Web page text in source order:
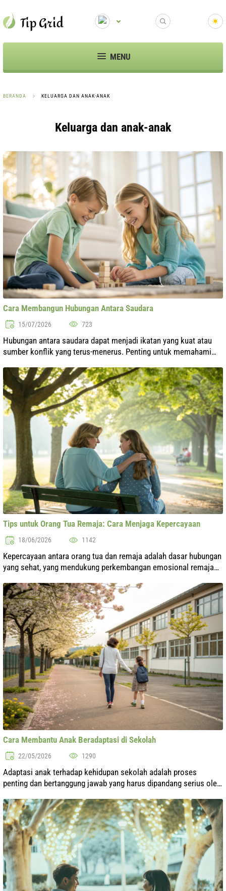
MENU
BERANDA KELUARGA DAN ANAK-ANAK
Keluarga dan anak-anak
Cara Membangun Hubungan Antara Saudara
15/07/2026 723
Hubungan antara saudara dapat menjadi ikatan yang kuat atau
sumber konflik yang terus-menerus. Penting untuk memahami
yang konsisten. Dalam ar...
Tips untuk Orang Tua Remaja: Cara Menjaga Kepercayaan
18/06/2026 1142
Kepercayaan antara orang tua dan remaja adalah dasar hubungan
yang sehat, yang mendukung perkembangan emosional remaja
ini, penting untuk ...
Cara Membantu Anak Beradaptasi di Sekolah
22/05/2026 1290
Adaptasi anak terhadap kehidupan sekolah adalah proses
penting dan bertanggung jawab yang harus dipandang serius oleh
sekolah baru dapa...